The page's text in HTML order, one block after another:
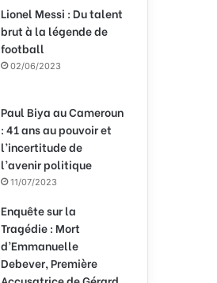
Lionel Messi : Du talent
brut à la légende de
football
02/06/2023
Paul Biya au Cameroun
: 41 ans au pouvoir et
l’incertitude de
l’avenir politique
11/07/2023
Enquête sur la
Tragédie : Mort
d’Emmanuelle
Debever, Première